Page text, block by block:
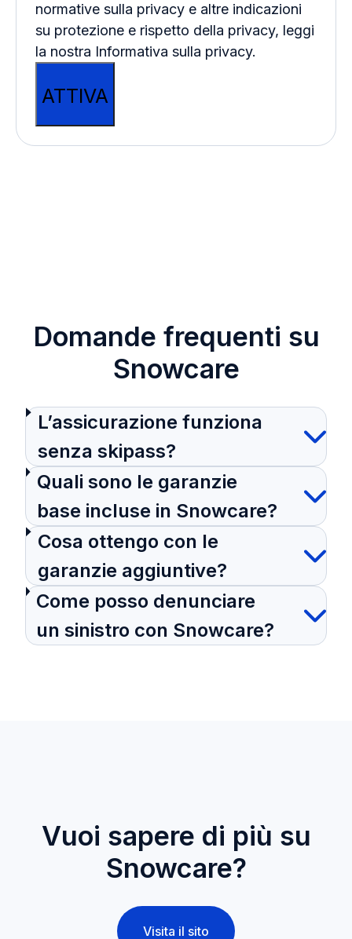
normative sulla privacy e altre indicazioni
su protezione e rispetto della privacy, leggi
la nostra Informativa sulla privacy.
Domande frequenti su
Snowcare
L’assicurazione funziona
senza skipass?
Quali sono le garanzie
base incluse in Snowcare?
Cosa ottengo con le
garanzie aggiuntive?
Come posso denunciare
un sinistro con Snowcare?
Vuoi sapere di più su
Snowcare?
Visita il sito